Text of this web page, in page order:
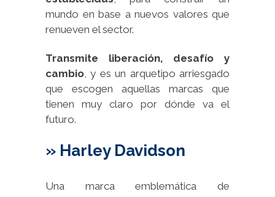
mundo en base a nuevos valores que
renueven el sector.
Transmite liberación, desafío y
cambio , y es un arquetipo arriesgado
que escogen aquellas marcas que
tienen muy claro por dónde va el
futuro.
» Harley Davidson
Una marca emblemática de